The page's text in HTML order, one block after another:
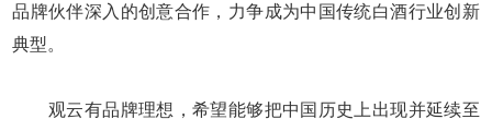
品牌伙伴深入的创意合作，力争成为中国传统白酒行业创新
典型。
观云有品牌理想，希望能够把中国历史上出现并延续至